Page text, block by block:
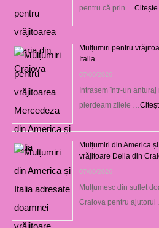
pentru că prin …
Mulțumiri pentru
Italia
07/08/2026
Intrasem într-un
pierdeam zilele …
Mulțumiri din America
vrăjitoare Delia din
07/08/2026
Mulţumesc din suflet
Craiova pentru ajutorul